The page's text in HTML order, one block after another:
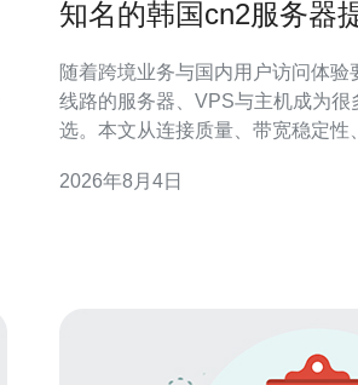
知名的韩国cn2服务器
随着跨境业务与国内用户访问体
线路的服务器、VPS与主机成为
选。本文从连接质量、带宽稳定性
并结合用户口碑给出购买建议，便
2026年8月4日